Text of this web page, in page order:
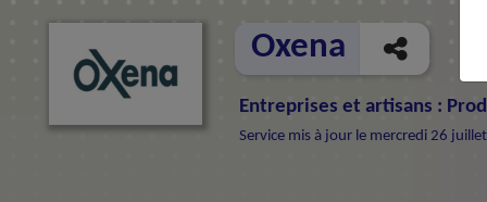
Oxena
Entreprises et artisans :
Service mis à jour le mercredi 26